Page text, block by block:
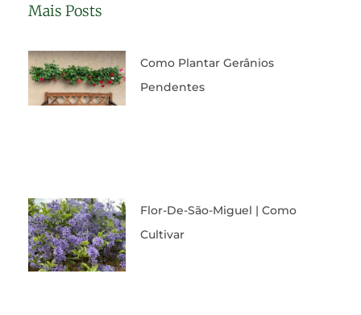
Mais Posts
Como Plantar Gerânios
Pendentes
Flor-De-São-Miguel | Como
Cultivar